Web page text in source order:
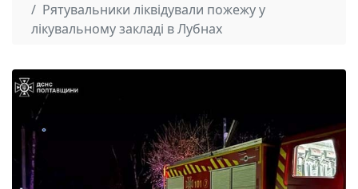
Рятувальники ліквідували пожежу у
лікувальному закладі в Лубнах